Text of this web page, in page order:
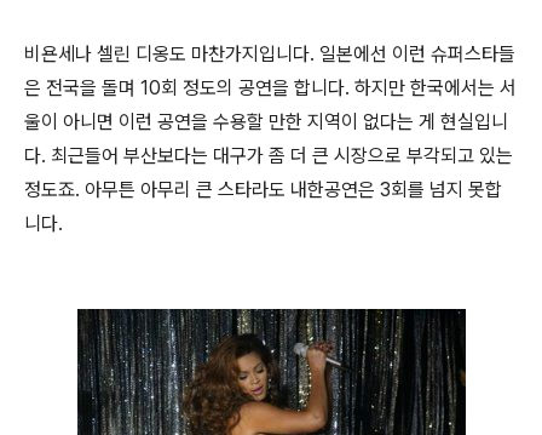
비욘세나 셀린 디옹도 마찬가지입니다. 일본에선 이런 슈퍼스타들
은 전국을 돌며 10회 정도의 공연을 합니다. 하지만 한국에서는 서
울이 아니면 이런 공연을 수용할 만한 지역이 없다는 게 현실입니
다. 최근들어 부산보다는 대구가 좀 더 큰 시장으로 부각되고 있는
정도죠. 아무튼 아무리 큰 스타라도 내한공연은 3회를 넘지 못합
니다.